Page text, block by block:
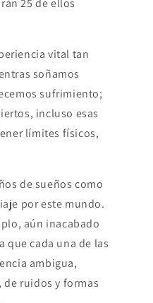
25 de ellos
vital tan
soñamos
sufrimiento;
incluso esas
límites físicos,
de sueños como
por este mundo.
aún inacabado
que cada una de las
ambigua,
de ruidos y formas